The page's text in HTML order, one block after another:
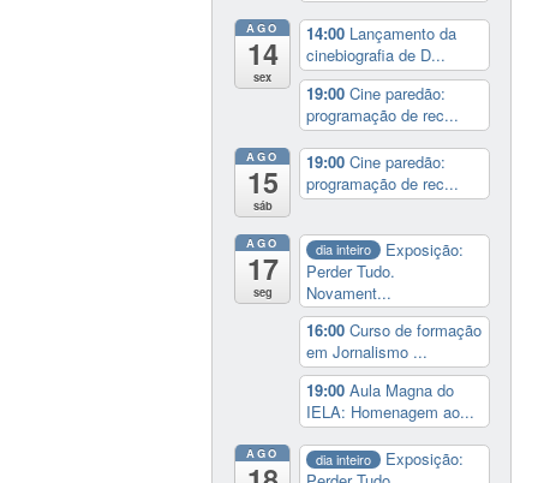
AGO
14
sex
14:00 Lançamento da
cinebiografia de D...
19:00Cine paredão:
programação de rec...
AGO
15
sáb
19:00Cine paredão:
programação de rec...
AGO
17
seg
dia inteiro
Exposição:
Perder Tudo.
Novament...
16:00Curso de formação
em Jornalismo ...
19:00Aula Magna do
IELA: Homenagem ao...
AGO dia inteiro
Exposição: